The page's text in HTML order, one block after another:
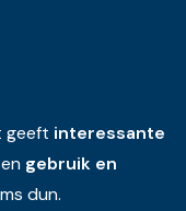
geeft interessante
gebruik en
dun.